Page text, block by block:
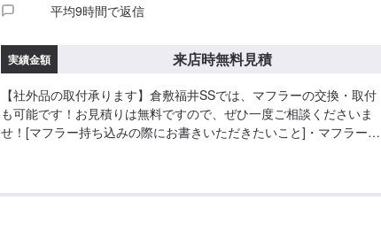
平均9時間で返信
実績金額 来店時無料見積
【社外品の取付承ります】倉敷福井SSでは、マフラーの交換・取付
も可能です！お見積りは無料ですので、ぜひ一度ご相談くださいま
せ！[マフラー持ち込みの際にお書きいただきたいこと]・マフラーの